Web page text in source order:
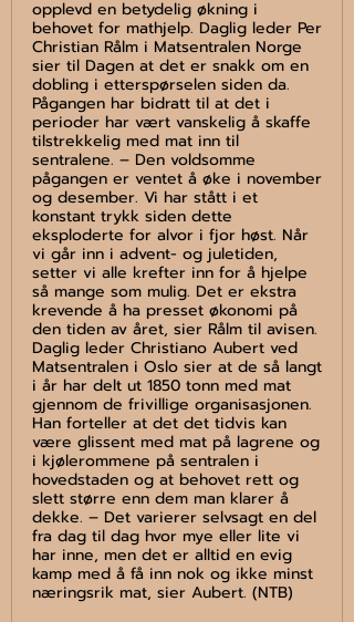
opplevd en betydelig økning i
behovet for mathjelp. Daglig leder Per
Christian Rålm i Matsentralen Norge
sier til Dagen at det er snakk om en
dobling i etterspørselen siden da.
Pågangen har bidratt til at det i
perioder har vært vanskelig å skaffe
tilstrekkelig med mat inn til
sentralene. – Den voldsomme
pågangen er ventet å øke i november
og desember. Vi har stått i et
konstant trykk siden dette
eksploderte for alvor i fjor høst. Når
vi går inn i advent- og juletiden,
setter vi alle krefter inn for å hjelpe
så mange som mulig. Det er ekstra
krevende å ha presset økonomi på
den tiden av året, sier Rålm til avisen.
Daglig leder Christiano Aubert ved
Matsentralen i Oslo sier at de så langt
i år har delt ut 1850 tonn med mat
gjennom de frivillige organisasjonen.
Han forteller at det det tidvis kan
være glissent med mat på lagrene og
i kjølerommene på sentralen i
hovedstaden og at behovet rett og
slett større enn dem man klarer å
dekke. – Det varierer selvsagt en del
fra dag til dag hvor mye eller lite vi
har inne, men det er alltid en evig
kamp med å få inn nok og ikke minst
næringsrik mat, sier Aubert. (NTB)